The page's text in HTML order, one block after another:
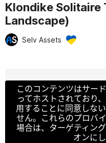
Klondike Solitaire
Landscape)
Selv Assets
このコンテンツはサー
ってホストされており
用することに同意しな
せん。これらのプロバ
場合は、ターゲティン
オンに